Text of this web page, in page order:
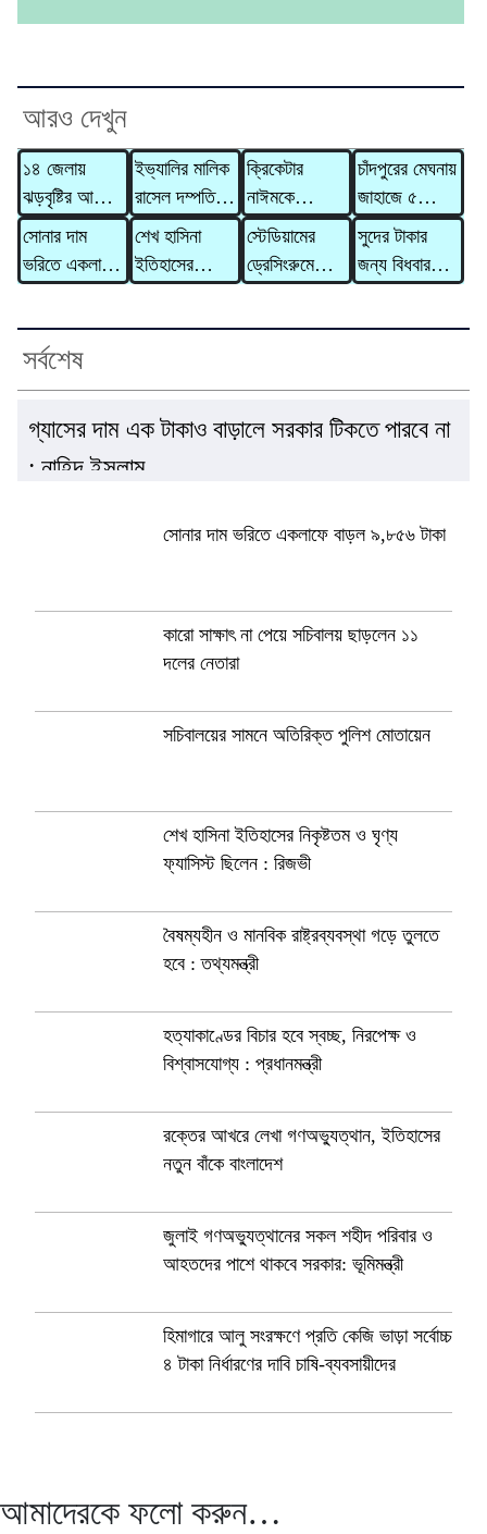
আরও দেখুন
১৪ জেলায়
ঝড়বৃষ্টির আভাস,
সতর্কসংকেত
ইভ্যালির মালিক
রাসেল দম্পতির
বিরুদ্ধে ৩১০
কোটি টাকার
মানিলন্ডারিং
ক্রিকেটার
নাঈমকে
মারধরের ঘটনায়
অভিযুক্ত
ওসিকে
চাঁদপুরের মেঘনায়
জাহাজে ৫
মরদেহ,
হাসপাতালে মারা
গেলেন আরও ২
সোনার দাম
ভরিতে একলাফে
শেখ হাসিনা
ইতিহাসের
স্টেডিয়ামের
ড্রেসিংরুমে
সুদের টাকার
জন্য বিধবার
সর্বশেষ
গ্যাসের দাম এক টাকাও বাড়ালে সরকার টিকতে পারবে না
: নাহিদ ইসলাম
সোনার দাম ভরিতে একলাফে বাড়ল ৯,৮৫৬ টাকা
কারো সাক্ষাৎ না পেয়ে সচিবালয় ছাড়লেন ১১
দলের নেতারা
সচিবালয়ের সামনে অতিরিক্ত পুলিশ মোতায়েন
শেখ হাসিনা ইতিহাসের নিকৃষ্টতম ও ঘৃণ্য
ফ্যাসিস্ট ছিলেন : রিজভী
বৈষম্যহীন ও মানবিক রাষ্ট্রব্যবস্থা গড়ে তুলতে
হবে : তথ্যমন্ত্রী
হত্যাকাণ্ডের বিচার হবে স্বচ্ছ, নিরপেক্ষ ও
বিশ্বাসযোগ্য : প্রধানমন্ত্রী
রক্তের আখরে লেখা গণঅভ্যুত্থান, ইতিহাসের
নতুন বাঁকে বাংলাদেশ
জুলাই গণঅভ্যুত্থানের সকল শহীদ পরিবার ও
আহতদের পাশে থাকবে সরকার: ভূমিমন্ত্রী
হিমাগারে আলু সংরক্ষণে প্রতি কেজি ভাড়া সর্বোচ্চ
৪ টাকা নির্ধারণের দাবি চাষি-ব্যবসায়ীদের
আমাদেরকে ফলো করুন…